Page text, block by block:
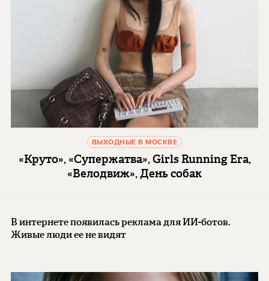
ВЫХОДНЫЕ В МОСКВЕ
«Круто», «Супержатва», Girls Running Era,
«Велодвиж», День собак
В интернете появилась реклама для ИИ-ботов.
Живые люди ее не видят